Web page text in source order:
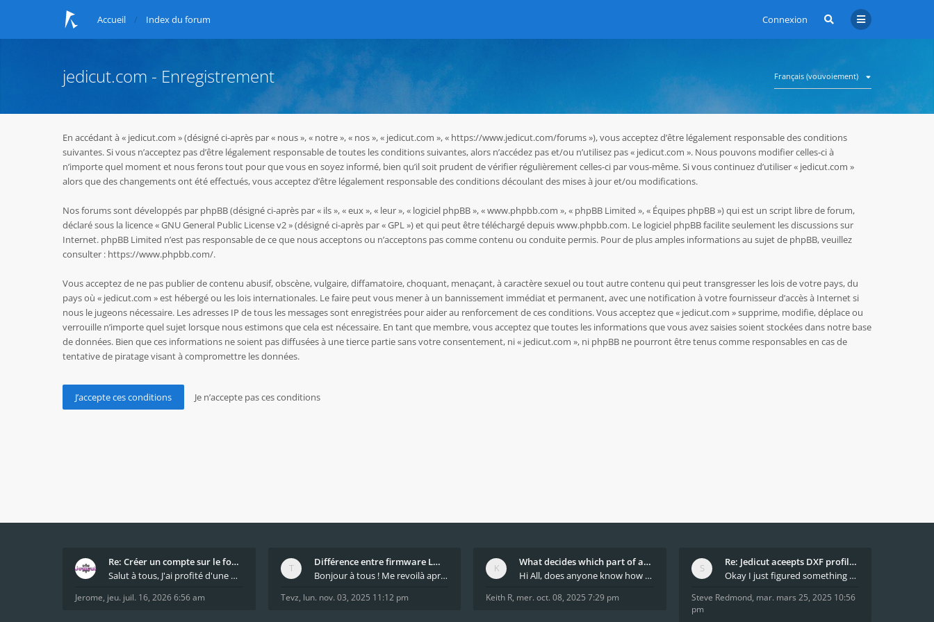
Connexion
Accueil Index du forum
jedicut.com - Enregistrement Français (vouvoiement)
En accédant à « jedicut.com » (désigné ci-après par « nous », « notre », « nos », « jedicut.com », « https://www.jedicut.com/forums »), vous acceptez d’être légalement responsable des conditions
suivantes. Si vous n’acceptez pas d’être légalement responsable de toutes les conditions suivantes, alors n’accédez pas et/ou n’utilisez pas « jedicut.com ». Nous pouvons modifier celles-ci à
n’importe quel moment et nous ferons tout pour que vous en soyez informé, bien qu’il soit prudent de vérifier régulièrement celles-ci par vous-même. Si vous continuez d’utiliser « jedicut.com »
alors que des changements ont été effectués, vous acceptez d’être légalement responsable des conditions découlant des mises à jour et/ou modifications.
Nos forums sont développés par phpBB (désigné ci-après par « ils », « eux », « leur », « logiciel phpBB », « www.phpbb.com », « phpBB Limited », « Équipes phpBB ») qui est un script libre de forum,
déclaré sous la licence «GNU General Public License v2» (désigné ci-après par « GPL ») et qui peut être téléchargé depuiswww.phpbb.com. Le logiciel phpBB facilite seulement les discussions sur
Internet. phpBB Limited n’est pas responsable de ce que nous acceptons ou n’acceptons pas comme contenu ou conduite permis. Pour de plus amples informations au sujet de phpBB, veuillez
consulter : https://www.phpbb.com/.
Vous acceptez de ne pas publier de contenu abusif, obscène, vulgaire, diffamatoire, choquant, menaçant, à caractère sexuel ou tout autre contenu qui peut transgresser les lois de votre pays, du
pays où « jedicut.com » est hébergé ou les lois internationales. Le faire peut vous mener à un bannissement immédiat et permanent, avec une notification à votre fournisseur d’accès à Internet si
nous le jugeons nécessaire. Les adresses IP de tous les messages sont enregistrées pour aider au renforcement de ces conditions. Vous acceptez que « jedicut.com » supprime, modifie, déplace ou
verrouille n’importe quel sujet lorsque nous estimons que cela est nécessaire. En tant que membre, vous acceptez que toutes les informations que vous avez saisies soient stockées dans notre base
de données. Bien que ces informations ne soient pas diffusées à une tierce partie sans votre consentement, ni « jedicut.com », ni phpBB ne pourront être tenus comme responsables en cas de
tentative de piratage visant à compromettre les données.
Re: Créer un compte sur le forum / Create forum us
Salut à tous, J'ai profité d'une mise à jour du s
Jerome, jeu. juil. 16, 2026 6:56 am
Différence entre firmware LMFAO_V4_8_0 et du GRBL
Bonjour à tous ! Me revoilà après 5 ans de pause
Tevz, lun. nov. 03, 2025 11:12 pm
What decides which part of an airfoil is the extra
Hi All, does anyone know how Jedicut decides which
Keith R, mer. oct. 08, 2025 7:29 pm
Re: Jedicut aceepts DXF profile, but It won't cut
Okay I just figured something out. The profile p
Steve Redmond, mar. mars 25, 2025 10:56
pm